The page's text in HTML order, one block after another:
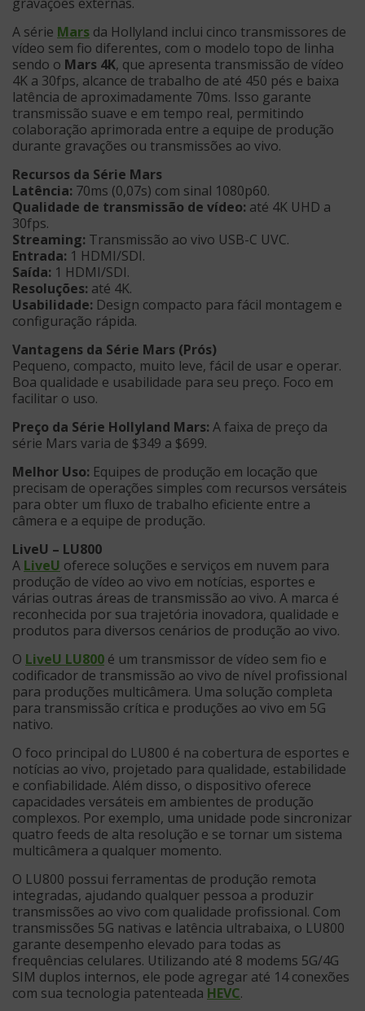
A série Mars da Hollyland inclui cinco transmissores de
vídeo sem fio diferentes, com o modelo topo de linha
sendo o Mars 4K, que apresenta transmissão de vídeo
4K a 30fps, alcance de trabalho de até 450 pés e baixa
latência de aproximadamente 70ms. Isso garante
transmissão suave e em tempo real, permitindo
colaboração aprimorada entre a equipe de produção
durante gravações ou transmissões ao vivo.
Recursos da Série Mars
Latência: 70ms (0,07s) com sinal 1080p60.
Qualidade de transmissão de vídeo: até 4K UHD a
30fps.
Streaming: Transmissão ao vivo USB-C UVC.
Entrada: 1 HDMI/SDI.
Saída: 1 HDMI/SDI.
Resoluções: até 4K.
Usabilidade: Design compacto para fácil montagem e
configuração rápida.
Vantagens da Série Mars (Prós)
Pequeno, compacto, muito leve, fácil de usar e operar.
Boa qualidade e usabilidade para seu preço. Foco em
facilitar o uso.
Preço da Série Hollyland Mars: A faixa de preço da
série Mars varia de $349 a $699.
Melhor Uso: Equipes de produção em locação que
precisam de operações simples com recursos versáteis
para obter um fluxo de trabalho eficiente entre a
câmera e a equipe de produção.
LiveU – LU800
A LiveU oferece soluções e serviços em nuvem para
produção de vídeo ao vivo em notícias, esportes e
várias outras áreas de transmissão ao vivo. A marca é
reconhecida por sua trajetória inovadora, qualidade e
produtos para diversos cenários de produção ao vivo.
O LiveU LU800 é um transmissor de vídeo sem fio e
codificador de transmissão ao vivo de nível profissional
para produções multicâmera. Uma solução completa
para transmissão crítica e produções ao vivo em 5G
nativo.
O foco principal do LU800 é na cobertura de esportes e
notícias ao vivo, projetado para qualidade, estabilidade
e confiabilidade. Além disso, o dispositivo oferece
capacidades versáteis em ambientes de produção
complexos. Por exemplo, uma unidade pode sincronizar
quatro feeds de alta resolução e se tornar um sistema
multicâmera a qualquer momento.
O LU800 possui ferramentas de produção remota
integradas, ajudando qualquer pessoa a produzir
transmissões ao vivo com qualidade profissional. Com
transmissões 5G nativas e latência ultrabaixa, o LU800
garante desempenho elevado para todas as
frequências celulares. Utilizando até 8 modems 5G/4G
SIM duplos internos, ele pode agregar até 14 conexões
com sua tecnologia patenteada HEVC.